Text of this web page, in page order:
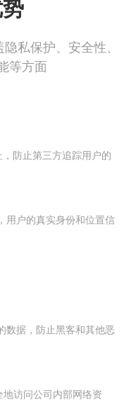
私保护、安全性、
等方面
防止第三方追踪用户的
用户的真实身份和位置信
数据，防止黑客和其他恶
访问公司内部网络资